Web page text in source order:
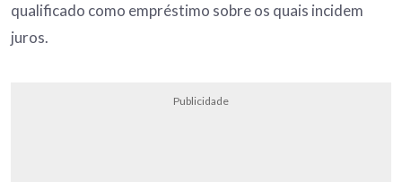
qualificado como empréstimo sobre os quais incidem
juros.
Publicidade